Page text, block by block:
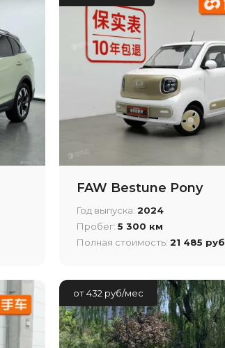
FAW Bestune Pony
Год выпуска: 2024
Пробег: 5 300 км
Полная стоимость: 21 485 руб
от 432 руб/мес